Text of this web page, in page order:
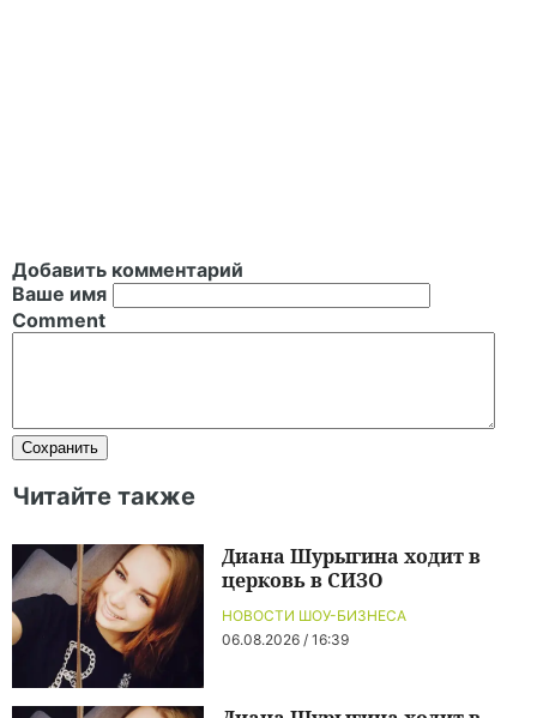
Добавить комментарий
Ваше имя
Comment
Читайте также
НОВОСТИ ШОУ-БИЗНЕСА
06.08.2026 / 16:39
Диана Шурыгина ходит в
церковь в СИЗО